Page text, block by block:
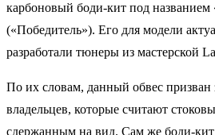
карбоновый боди-кит под названием
(«Победитель»). Его для модели
разработали тюнеры из мастерской
По их словам, данный обвес призван
владельцев, которые считают
сдержанным на вид. Сам же боди-кит